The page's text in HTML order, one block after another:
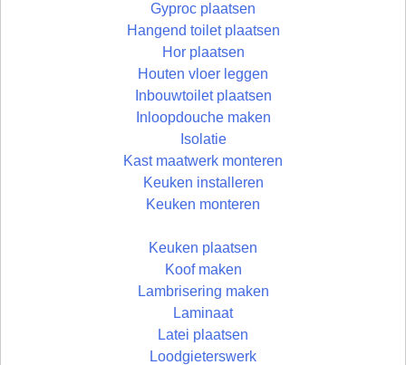
Gyproc plaatsen
Hangend toilet plaatsen
Hor plaatsen
Houten vloer leggen
Inbouwtoilet plaatsen
Inloopdouche maken
Isolatie
Kast maatwerk monteren
Keuken installeren
Keuken monteren
Keuken plaatsen
Koof maken
Lambrisering maken
Laminaat
Latei plaatsen
Loodgieterswerk